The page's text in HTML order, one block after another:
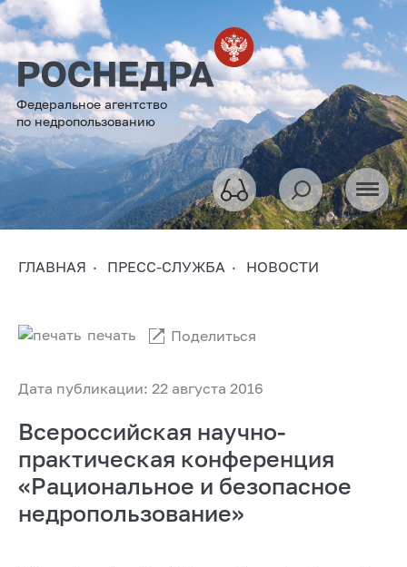
Федеральное агентство
по недропользованию
ГЛАВНАЯ ПРЕСС-СЛУЖБА НОВОСТИ
Дата публикации: 22 августа 2016
печать Поделиться
Всероссийская научно-
практическая конференция
«Рациональное и безопасное
недропользование»